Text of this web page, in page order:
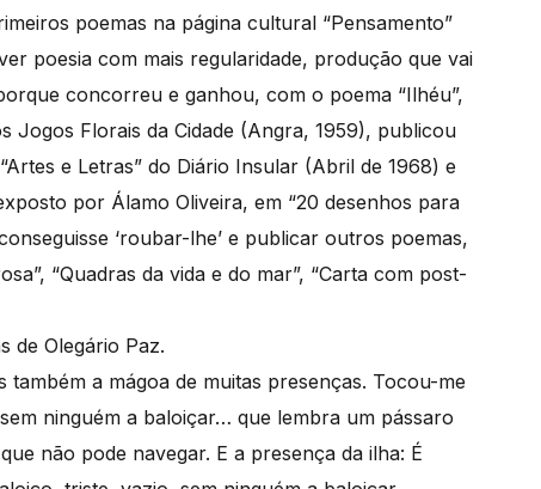
poemas na página cultural “Pensamento”
poesia com mais regularidade, produção que vai
concorreu e ganhou, com o poema “Ilhéu”,
Jogos Florais da Cidade (Angra, 1959), publicou
e Letras” do Diário Insular (Abril de 1968) e
por Álamo Oliveira, em “20 desenhos para
‘roubar-lhe’ e publicar outros poemas,
“Quadras da vida e do mar”, “Carta com post-
de Olegário Paz.
a mágoa de muitas presenças. Tocou-me
ninguém a baloiçar… que lembra um pássaro
não pode navegar. E a presença da ilha: É